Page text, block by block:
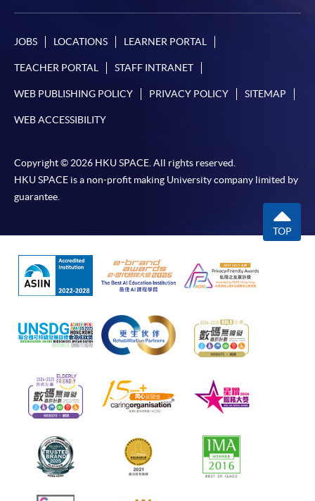
JOBS LOCATIONS LEARNER PORTAL
TEACHER PORTAL STAFF INTRANET
WEB PUBLISHING POLICY PRIVACY POLICY SITEMAP
WEB ACCESSIBILITY
Copyright © 2026 HKU SPACE. All rights reserved.
HKU SPACE is a non-profit making University company limited by
guarantee.
TOP